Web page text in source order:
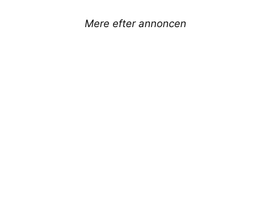
Mere efter annoncen